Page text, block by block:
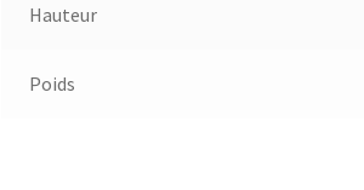
Hauteur
Poids